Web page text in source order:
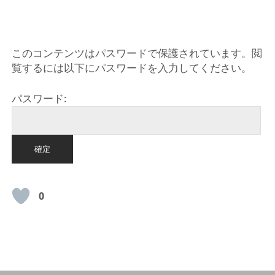
このコンテンツはパスワードで保護されています。閲
覧するには以下にパスワードを入力してください。
パスワード:
0